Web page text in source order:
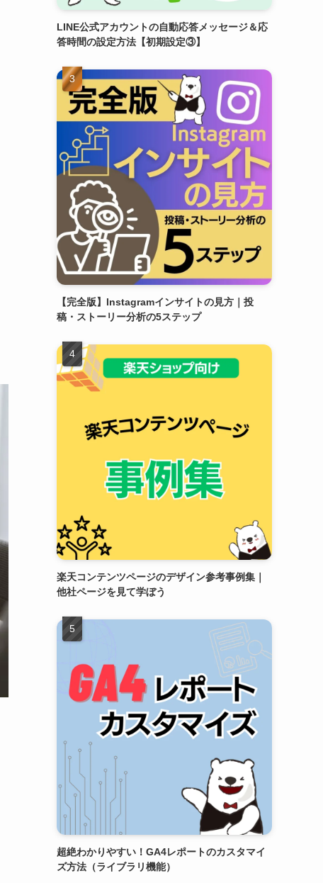
LINE公式アカウントの自動応答メッセージ＆応
答時間の設定方法【初期設定③】
【完全版】Instagramインサイトの見方｜投
稿・ストーリー分析の5ステップ
楽天コンテンツページのデザイン参考事例集｜
他社ページを見て学ぼう
超絶わかりやすい！GA4レポートのカスタマイ
ズ方法（ライブラリ機能）